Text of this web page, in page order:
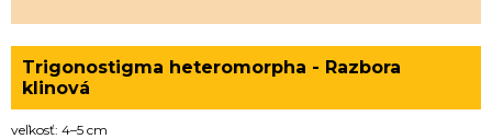
Trigonostigma heteromorpha - Razbora
klinová
veľkosť: 4–5 cm